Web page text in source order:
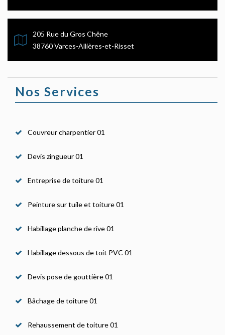
205 Rue du Gros Chêne
38760 Varces-Allières-et-Risset
Nos Services
Couvreur charpentier 01
Devis zingueur 01
Entreprise de toiture 01
Peinture sur tuile et toiture 01
Habillage planche de rive 01
Habillage dessous de toit PVC 01
Devis pose de gouttière 01
Bâchage de toiture 01
Rehaussement de toiture 01